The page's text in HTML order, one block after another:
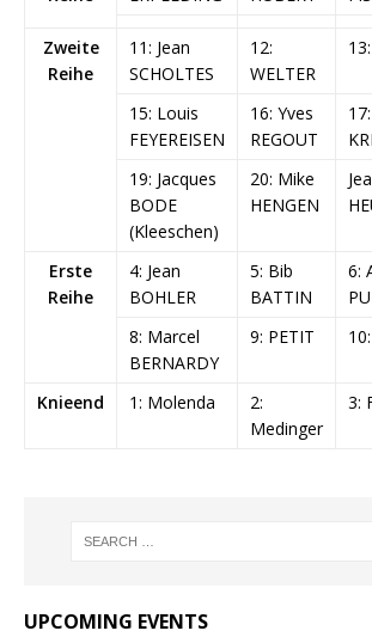
Zweite
Reihe
11: Jean
SCHOLTES
12:
WELTER
13:
15: Louis
FEYEREISEN
16: Yves
REGOUT
19: Jacques
BODE
(Kleeschen)
20: Mike
HENGEN
Erste
Reihe
4: Jean
BOHLER
5: Bib
BATTIN
6:
8: Marcel
BERNARDY
9: PETIT 10:
Knieend 1: Molenda
2:
Medinger
3:
UPCOMING EVENTS